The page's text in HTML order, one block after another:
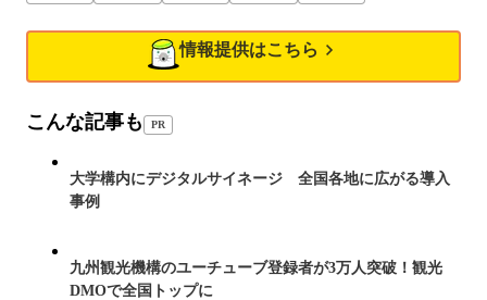
情報提供はこちら
こんな記事も PR
大学構内にデジタルサイネージ 全国各地に広がる導入
事例
九州観光機構のユーチューブ登録者が3万人突破！観光
DMOで全国トップに